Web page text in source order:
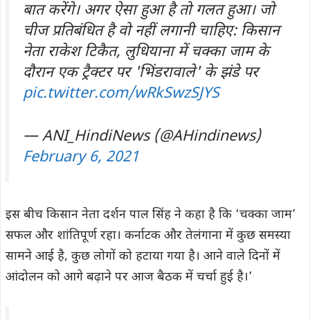
बात करेंगे। अगर ऐसा हुआ है तो गलत हुआ। जो
चीज प्रतिबंधित है वो नहीं लगानी चाहिए: किसान
नेता राकेश टिकैत, लुधियाना में चक्का जाम के
दौरान एक ट्रैक्टर पर 'भिंडरावाले' के झंडे पर
pic.twitter.com/wRkSwzSJYS
— ANI_HindiNews (@AHindinews)
February 6, 2021
इस बीच किसान नेता दर्शन पाल सिंह ने कहा है कि ‘चक्का जाम’
सफल और शांतिपूर्ण रहा। कर्नाटक और तेलंगाना में कुछ समस्या
सामने आई है, कुछ लोगों को हटाया गया है। आने वाले दिनों में
आंदोलन को आगे बढ़ाने पर आज बैठक में चर्चा हुई है।’